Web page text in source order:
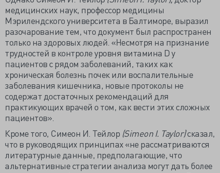
медицинских наук, профессор медицины
Мэрилендского университета в Балтиморе, выразил
разочарование тем, что документ был распространен
только на здоровых людей. «Несмотря на признание
трудностей в контроле уровня витамина D у
пациентов с рядом заболеваний, таких как
хроническая болезнь почек или воспалительные
заболевания кишечника, новые протоколы не
содержат достаточных рекомендаций для
практикующих врачей о том, как вести этих сложных
пациентов».
Кроме того, Симеон И. Тейлор (Simeon I. Taylor)сказал,
что в руководящих принципах «не рассматриваются
литературные данные, предполагающие, что
альтернативные стратегии анализа могут дать более